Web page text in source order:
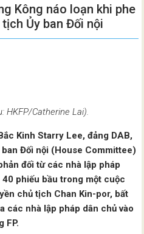
Kông náo loạn khi phe
Ủy ban Đối nội
HKFP/Catherine Lai).
Kinh Starry Lee, đảng DAB,
Đối nội (House Committee)
đối từ các nhà lập pháp
phiếu bầu trong một cuộc
chủ tịch Chan Kin-por, bất
các nhà lập pháp dân chủ vào
FP.